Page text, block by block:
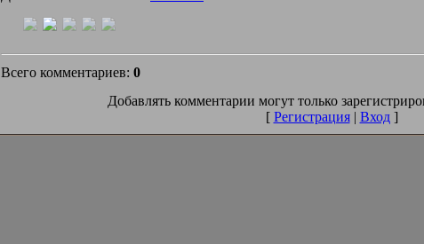
Всего комментариев: 0
Добавлять комментарии могут только
[ Регистрация| Вход]